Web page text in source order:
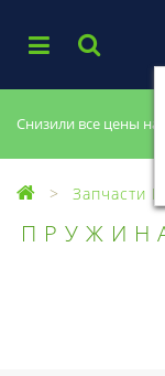
Снизили все цены на
Запчасти